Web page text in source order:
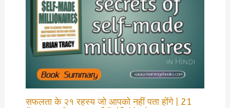
सफलता के २१ रहस्य जो आपको नहीं पता होंगे | 21